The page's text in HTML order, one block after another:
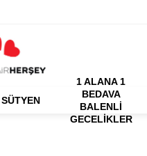
SÜTYEN
1 ALANA 1
BEDAVA
BALENLI
GECELIKLER